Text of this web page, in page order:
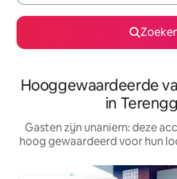
Hooggewaardeerde
in
Gasten zijn unaniem: deze
hoog gewaardeerd voor hun